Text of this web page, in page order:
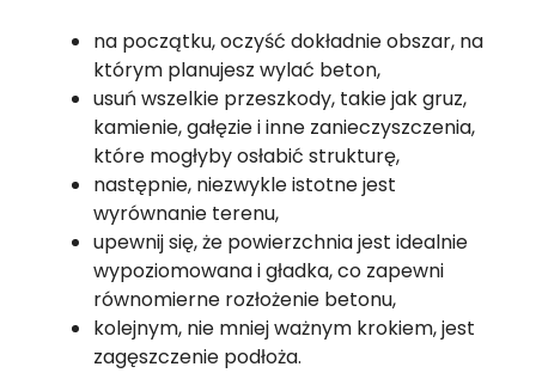
na początku, oczyść dokładnie obszar, na
którym planujesz wylać beton,
usuń wszelkie przeszkody, takie jak gruz,
kamienie, gałęzie i inne zanieczyszczenia,
które mogłyby osłabić strukturę,
następnie, niezwykle istotne jest
wyrównanie terenu,
upewnij się, że powierzchnia jest idealnie
wypoziomowana i gładka, co zapewni
równomierne rozłożenie betonu,
kolejnym, nie mniej ważnym krokiem, jest
zagęszczenie podłoża.